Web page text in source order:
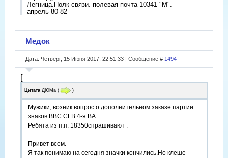
Легница.Полк связи. полевая почта 10341 "М".
апрель 80-82
Медок
Дата: Четверг, 15 Июня 2017, 22:51:33 | Сообщение # 1494
[
Цитата ДЮМа ( )
Мужики, возник вопрос о дополнительном заказе партии
знаков ВВС СГВ 4-я ВА...
Ребята из п.п. 18350спрашивают :
Привет всем.
Я так понимаю на сегодня значки кончились.Но клеше